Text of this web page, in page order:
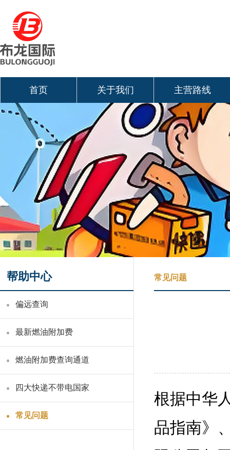
首页 关于我们 主营路线
帮助中心
偏远查询
最新燃油附加费
燃油附加费查询通道
四大快递不带电国家
常见问题
常见问题
根据中华
品指南》